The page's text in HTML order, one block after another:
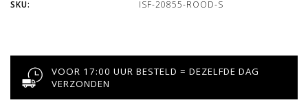
SKU: ISF-20855-ROOD-S
VOOR 17:00 UUR BESTELD = DEZELFDE DAG
VERZONDEN